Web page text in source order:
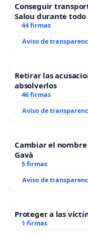
Conseguir
Salou durante todo
44 firmas
Aviso de
Retirar las
absolverlos
46 firmas
Aviso de
Cambiar el nombre
Gavà
5 firmas
Aviso de
Proteger a las
1 firmas